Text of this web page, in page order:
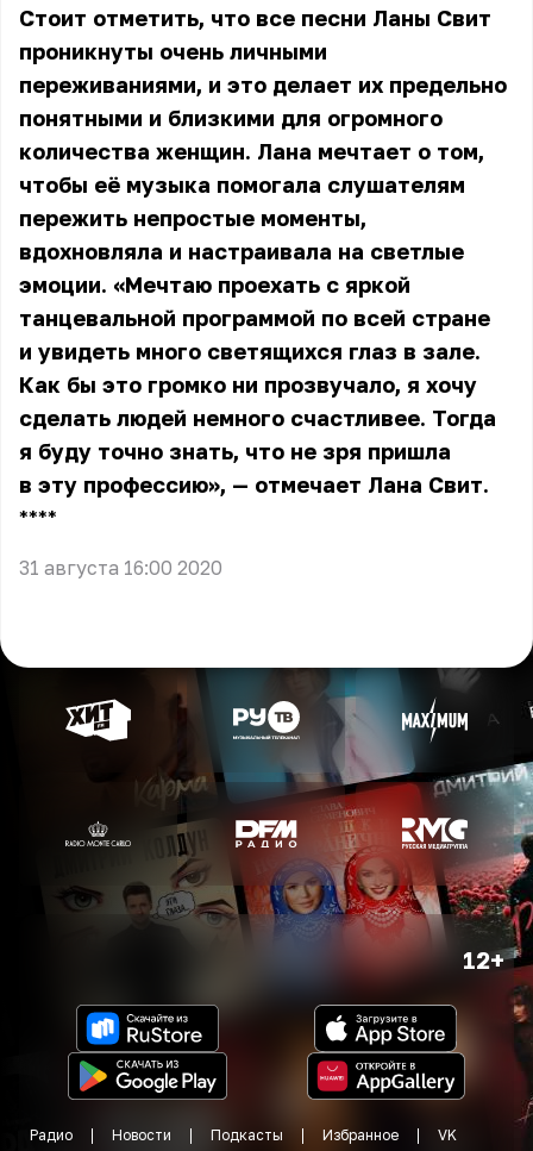
Стоит отметить, что все песни Ланы Свит
проникнуты очень личными
переживаниями, и это делает их предельно
понятными и близкими для огромного
количества женщин. Лана мечтает о том,
чтобы её музыка помогала слушателям
пережить непростые моменты,
вдохновляла и настраивала на светлые
эмоции. «Мечтаю проехать с яркой
танцевальной программой по всей стране
и увидеть много светящихся глаз в зале.
Как бы это громко ни прозвучало, я хочу
сделать людей немного счастливее. Тогда
я буду точно знать, что не зря пришла
в эту профессию», — отмечает Лана Свит.
** **
31 августа 16:00 2020
12+
Радио Новости Подкасты Избранное VK